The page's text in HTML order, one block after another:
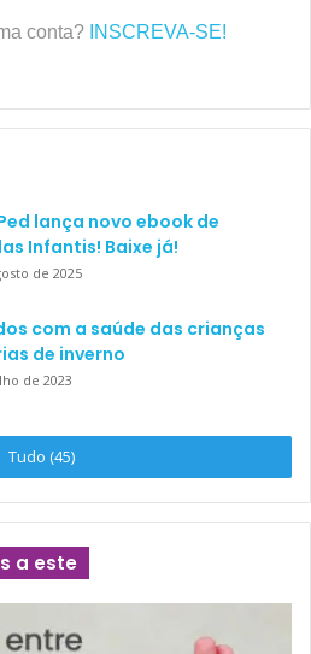
conta? INSCREVA-SE!
lança novo ebook de
Infantis! Baixe já!
de 2025
com a saúde das crianças
de inverno
de 2023
Tudo (45)
a este